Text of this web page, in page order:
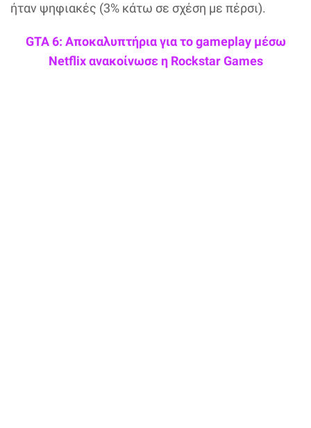
ήταν ψηφιακές (3% κάτω σε σχέση με πέρσι).
GTA 6: Αποκαλυπτήρια για το gameplay μέσω
Netflix ανακοίνωσε η Rockstar Games